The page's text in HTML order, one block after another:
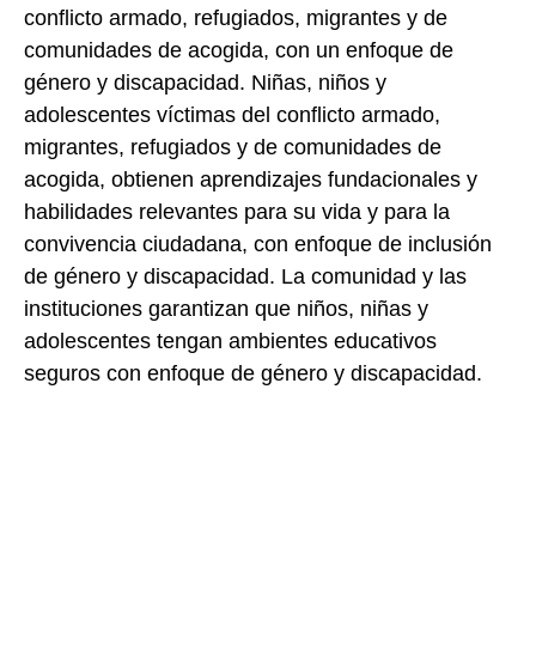
conflicto armado, refugiados, migrantes y de
comunidades de acogida, con un enfoque de
género y discapacidad. Niñas, niños y
adolescentes víctimas del conflicto armado,
migrantes, refugiados y de comunidades de
acogida, obtienen aprendizajes fundacionales y
habilidades relevantes para su vida y para la
convivencia ciudadana, con enfoque de inclusión
de género y discapacidad. La comunidad y las
instituciones garantizan que niños, niñas y
adolescentes tengan ambientes educativos
seguros con enfoque de género y discapacidad.